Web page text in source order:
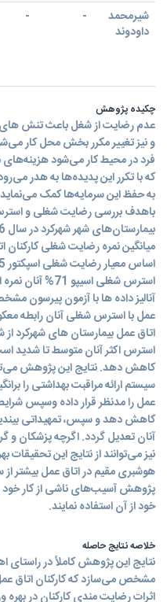
شیرمحمد
داودوند
-
-
چکیده پژوهش
عدم رضایت از شغل باعث تنش های
و نیز تغییر مکرر بخش محل کار
فرد در محیط کار می‌شود
که با تکرر این پدیده‌ها به هدر
به حفظ این سرمایه‌ها کمک
باهدف بررسی رضایت شغلی و
میانگین نمره رضایت شغلی کارکنان
آنالیز داده ها با آزمون پیرسون
عمل با استرس شغلی آنان رابطه
اتاق عمل بیمارستان های شهرکرد
استرس اکثر آنان متوسط تا شدید
کاهش دهد. نتایج این پژوهش
سیستم ارائه مراقبت بهداشتی را
عمل را مدنظر قرار داده وسپس
کاهش دهد و سپس، تمهیداتی
آنان تعدیل گردد. اگرچه پزشکان
نیز می‌توانند از نتایج این تحقیقات
هوشبری مقیم در اتاق عمل بیشتر از
پژوهش آسیب‌های ناشی از کار خود
خود از آن استفاده نمایند.
خلاصه نتایج حاصله
نتایج این پژوهش کاملاً در
مشخص می‌سازد که کارکنان اتاق
اثرات رضایت مندی کارکنان در بهره